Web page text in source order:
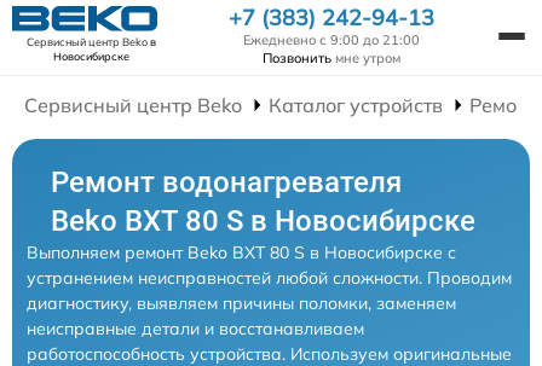
Сервисный центр Bekoв
Новосибирске
+7 (383) 242-94-13
Ежедневно с 9:00 до 21:00
Позвонить мне утром
Сервисный центр Beko Каталог устройств
Ремонт водонагревателя
Beko BXT 80 S в Новосибирске
Выполняем ремонт Beko BXT 80 S в Новосибирске с
устранением неисправностей любой сложности. Проводим
диагностику, выявляем причины поломки, заменяем
неисправные детали и восстанавливаем
работоспособность устройства. Используем оригинальные